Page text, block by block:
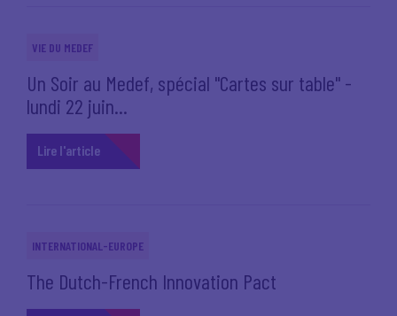
VIE DU MEDEF
Un Soir au Medef, spécial "Cartes sur table" -
lundi 22 juin...
Lire l'article
INTERNATIONAL-EUROPE
The Dutch-French Innovation Pact